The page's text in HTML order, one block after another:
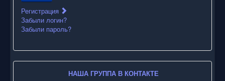
Регистрация
Забыли логин?
Забыли пароль?
НАША ГРУППА В КОНТАКТЕ